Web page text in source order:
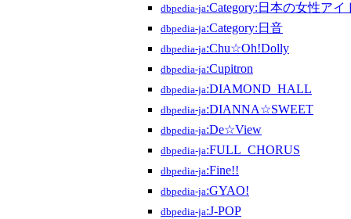
dbpedia-ja:Category:日本の女性ア
dbpedia-ja:Category:日音
dbpedia-ja:Chu☆Oh!Dolly
dbpedia-ja:Cupitron
dbpedia-ja:DIAMOND_HALL
dbpedia-ja:DIANNA☆SWEET
dbpedia-ja:De☆View
dbpedia-ja:FULL_CHORUS
dbpedia-ja:Fine!!
dbpedia-ja:GYAO!
dbpedia-ja:J-POP